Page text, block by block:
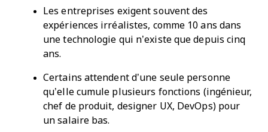
Les entreprises exigent souvent des
expériences irréalistes, comme 10 ans dans
une technologie qui n’existe que depuis cinq
ans.
Certains attendent d’une seule personne
qu’elle cumule plusieurs fonctions (ingénieur,
chef de produit, designer UX, DevOps) pour
un salaire bas.